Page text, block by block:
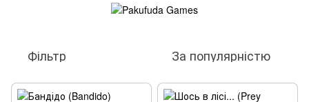
Фільтр За популярністю